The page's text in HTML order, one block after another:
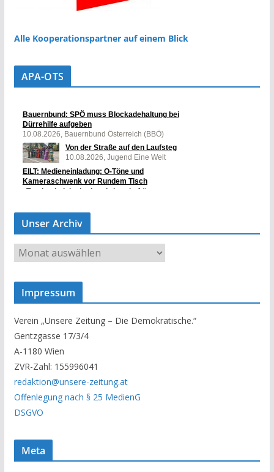
Alle Kooperationspartner auf einem Blick
APA-OTS
Unser Archiv
U
s
A
r
c
h
i
v
Impressum
Verein „Unsere Zeitung – Die Demokratische.“
Gentzgasse 17/3/4
A-1180 Wien
ZVR-Zahl: 155996041
redaktion@unsere-zeitung.at
Offenlegung nach § 25 MedienG
DSGVO
Meta